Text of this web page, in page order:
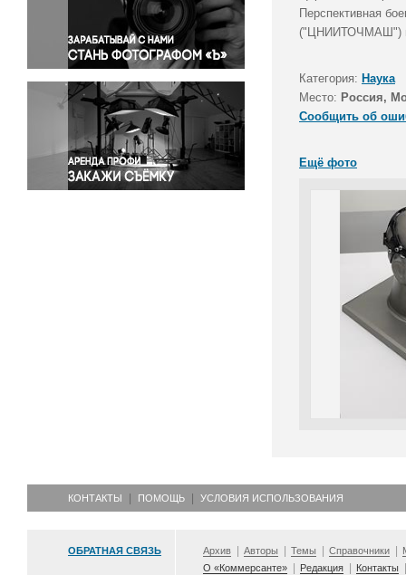
Правосудие
Происшествия и конфликты
Религия
Светская жизнь
Спорт
Экология
Экономика и бизнес
Перспективная
("ЦНИИТОЧМАШ") на
Категория: Наука
Место: Россия,
Сообщить об
Ещё фото
КОНТАКТЫ ПОМОЩЬ УСЛОВИЯ ИСПОЛЬЗОВАНИЯ
ОБРАТНАЯ СВЯЗЬ Архив Авторы Темы Справочники
О «Коммерсанте»
Редакция Контакты